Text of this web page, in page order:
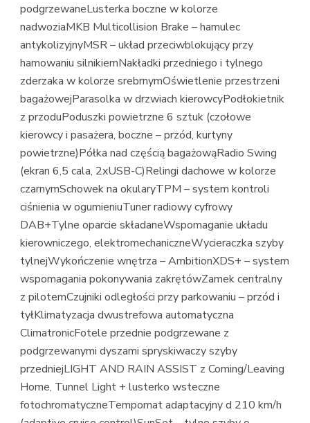
podgrzewaneLusterka boczne w kolorze
nadwoziaMKB Multicollision Brake – hamulec
antykolizyjnyMSR – układ przeciwblokujący przy
hamowaniu silnikiemNakładki przedniego i tylnego
zderzaka w kolorze srebrnymOświetlenie przestrzeni
bagażowejParasolka w drzwiach kierowcyPodłokietnik
z przoduPoduszki powietrzne 6 sztuk (czołowe
kierowcy i pasażera, boczne – przód, kurtyny
powietrzne)Półka nad częścią bagażowąRadio Swing
(ekran 6,5 cala, 2xUSB-C)Relingi dachowe w kolorze
czarnymSchowek na okularyTPM – system kontroli
ciśnienia w ogumieniuTuner radiowy cyfrowy
DAB+Tylne oparcie składaneWspomaganie układu
kierowniczego, elektromechaniczneWycieraczka szyby
tylnejWykończenie wnętrza – AmbitionXDS+ – system
wspomagania pokonywania zakrętówZamek centralny
z pilotemCzujniki odległości przy parkowaniu – przód i
tyłKlimatyzacja dwustrefowa automatyczna
ClimatronicFotele przednie podgrzewane z
podgrzewanymi dyszami spryskiwaczy szyby
przedniejLIGHT AND RAIN ASSIST z Coming/Leaving
Home, Tunnel Light + lusterko wsteczne
fotochromatyczneTempomat adaptacyjny d 210 km/h